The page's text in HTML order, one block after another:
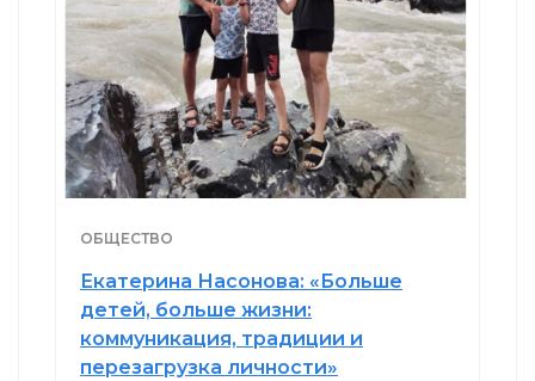
ОБЩЕСТВО
Екатерина Насонова: «Больше
детей, больше жизни:
коммуникация, традиции и
перезагрузка личности»